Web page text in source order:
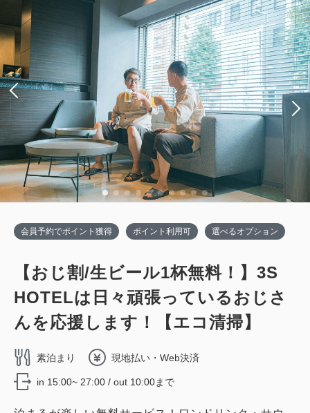
会員予約でポイント獲得 ポイント利用可 選べるオプション
【おじ割/生ビール1杯無料！】3S
HOTELは日々頑張っているおじさ
んを応援します！【エコ清掃】
素泊まり 現地払い・Web決済
in 15:00~ 27:00 / out 10:00まで